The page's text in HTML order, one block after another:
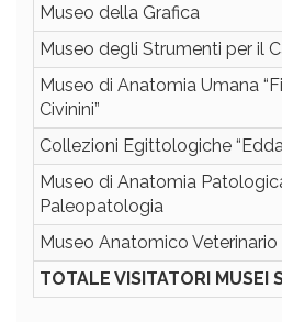
Museo della Grafica
Museo degli Strumenti per il
Museo di Anatomia Umana
Civinini”
Collezioni Egittologiche
Museo di Anatomia
Paleopatologia
Museo Anatomico Veterinario
TOTALE VISITATORI MUSEI